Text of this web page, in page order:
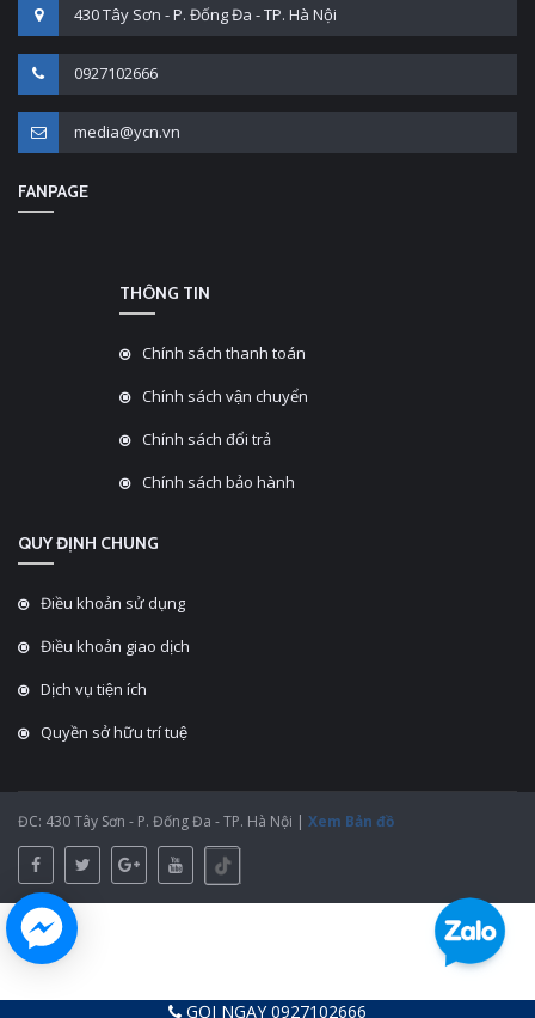
430 Tây Sơn - P. Đống Đa - TP. Hà Nội
0927102666
media@ycn.vn
FANPAGE
THÔNG TIN
Chính sách thanh toán
Chính sách vận chuyển
Chính sách đổi trả
Chính sách bảo hành
QUY ĐỊNH CHUNG
Điều khoản sử dụng
Điều khoản giao dịch
Dịch vụ tiện ích
Quyền sở hữu trí tuệ
ĐC: 430 Tây Sơn - P. Đống Đa - TP. Hà Nội | Xem Bản đồ
GỌI NGAY 0927102666